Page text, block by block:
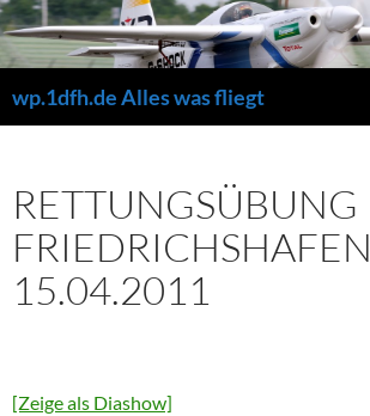
Zum
Inhalt
springen
wp.1dfh.de Alles was fliegt
RETTUNGSÜBUNG
FRIEDRICHSHAFEN
15.04.2011
[Zeige als Diashow]